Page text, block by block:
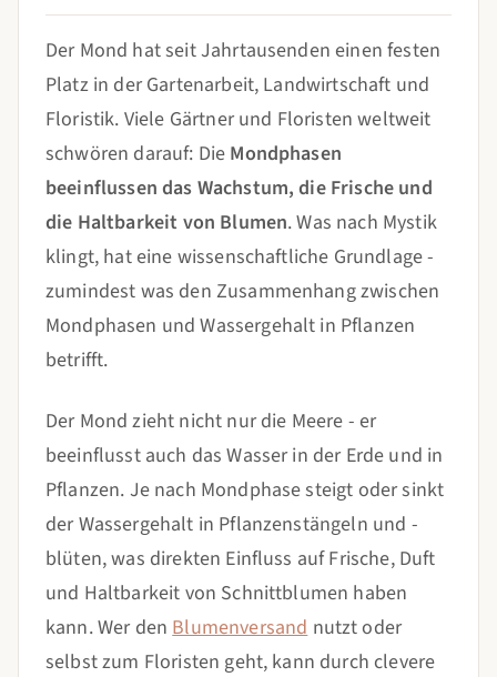
Der Mond hat seit Jahrtausenden einen festen
Platz in der Gartenarbeit, Landwirtschaft und
Floristik. Viele Gärtner und Floristen weltweit
schwören darauf: Die Mondphasen
beeinflussen das Wachstum, die Frische und
die Haltbarkeit von Blumen. Was nach Mystik
klingt, hat eine wissenschaftliche Grundlage -
zumindest was den Zusammenhang zwischen
Mondphasen und Wassergehalt in Pflanzen
betrifft.
Der Mond zieht nicht nur die Meere - er
beeinflusst auch das Wasser in der Erde und in
Pflanzen. Je nach Mondphase steigt oder sinkt
der Wassergehalt in Pflanzenstängeln und -
blüten, was direkten Einfluss auf Frische, Duft
und Haltbarkeit von Schnittblumen haben
kann. Wer denBlumenversandnutzt oder
selbst zum Floristen geht, kann durch clevere